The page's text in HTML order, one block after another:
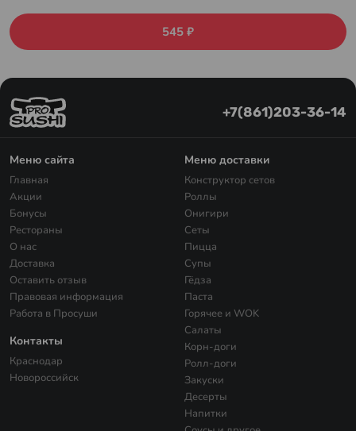
545 ₽
+7(861)203-36-14
Меню сайта
Главная
Акции
Бонусы
Рестораны
О нас
Доставка
Оставить отзыв
Правовая информация
Работа в Просуши
Контакты
Краснодар
Новороссийск
Меню доставки
Конструктор сетов
Роллы
Онигири
Сеты
Пицца
Супы
Гёдза
Паста
Горячее и WOK
Салаты
Корн-доги
Ролл-доги
Закуски
Десерты
Напитки